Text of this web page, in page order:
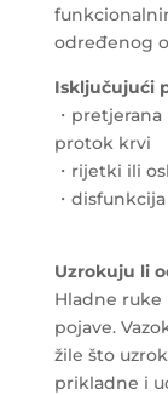
određenog
Isključujući
・
protok krvi
・rijetki ili
・
Uzrokuju li
Hladne ruke
pojave.
žile što
prikladne i